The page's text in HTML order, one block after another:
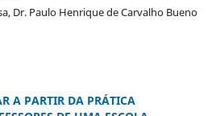
Dr. Paulo Henrique de Carvalho Bueno
A PARTIR DA PRÁTICA